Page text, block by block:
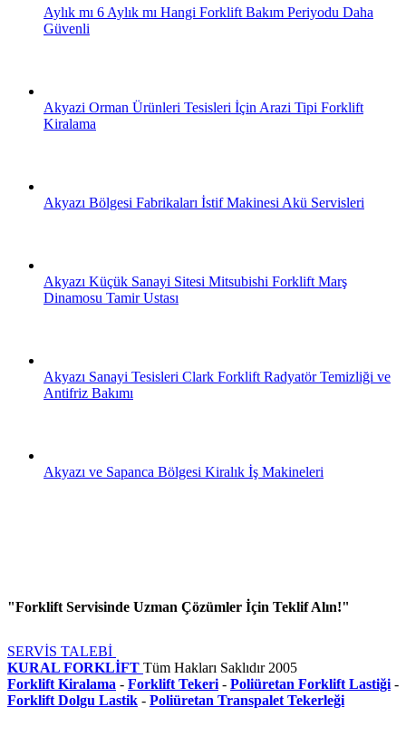
Aylık mı 6 Aylık mı Hangi Forklift Bakım Periyodu Daha
Güvenli
Akyazi Orman Ürünleri Tesisleri İçin Arazi Tipi Forklift
Kiralama
Akyazı Bölgesi Fabrikaları İstif Makinesi Akü Servisleri
Akyazı Küçük Sanayi Sitesi Mitsubishi Forklift Marş
Dinamosu Tamir Ustası
Akyazı Sanayi Tesisleri Clark Forklift Radyatör Temizliği ve
Antifriz Bakımı
Akyazı ve Sapanca Bölgesi Kiralık İş Makineleri
"Forklift Servisinde Uzman Çözümler İçin Teklif Alın!"
SERVİS TALEBİ
KURAL FORKLİFT Tüm Hakları Saklıdır2005
Forklift Kiralama - Forklift Tekeri- Poliüretan Forklift Lastiği-
Forklift Dolgu Lastik - Poliüretan Transpalet Tekerleği